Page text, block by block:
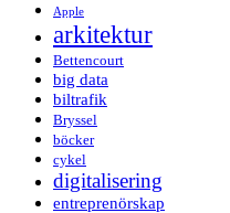
Apple
arkitektur
Bettencourt
big data
biltrafik
Bryssel
böcker
cykel
digitalisering
entreprenörskap